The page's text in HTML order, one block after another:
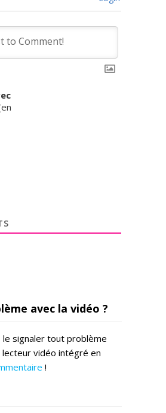
en
avec la vidéo ?
le signaler tout problème
lecteur vidéo intégré en
!